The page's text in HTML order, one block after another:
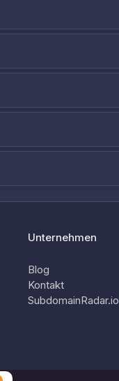
Unternehmen
Blog
Kontakt
SubdomainRadar.io